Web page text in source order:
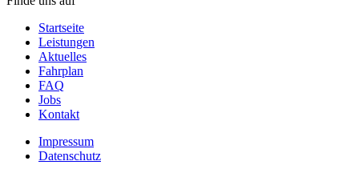
Startseite
Leistungen
Aktuelles
Fahrplan
FAQ
Jobs
Kontakt
Impressum
Datenschutz